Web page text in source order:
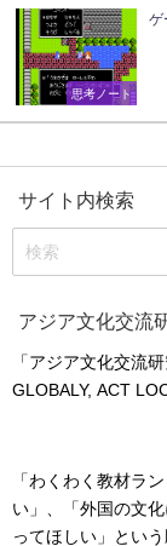
思考ノート
ゲ
サイト内検索
アジア文化交流
「アジア文化交流
GLOBALY, ACT
「わくわく教材ラ
い」、「外国の文
ってほしい」とい